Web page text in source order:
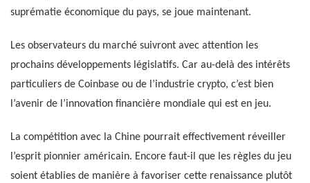
suprématie économique du pays, se joue maintenant.
Les observateurs du marché suivront avec attention les
prochains développements législatifs. Car au-delà des intérêts
particuliers de Coinbase ou de l’industrie crypto, c’est bien
l’avenir de l’innovation financière mondiale qui est en jeu.
La compétition avec la Chine pourrait effectivement réveiller
l’esprit pionnier américain. Encore faut-il que les règles du jeu
soient établies de manière à favoriser cette renaissance plutôt